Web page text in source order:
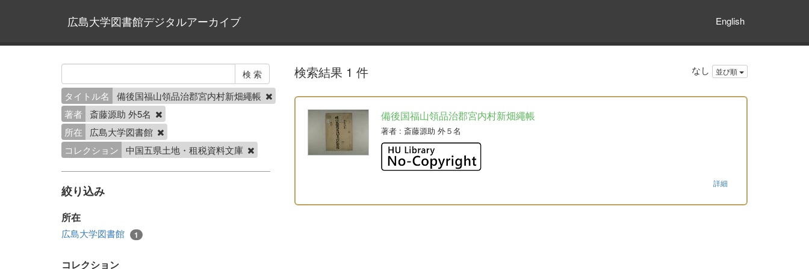
広島大学図書館デジタルアーカイブ English
タイトル名
備後国福山領品治郡宮内村新畑繩帳
著者
斎藤源助 外5名
所在
広島大学図書館
コレクション
中国五県土地・租税資料文庫
絞り込み
所在
広島大学図書館 1
コレクション
検索結果 1 件 なし 並び順
備後国福山領品治郡宮内村新畑繩帳
著者: 斎藤源助 外５名
詳細